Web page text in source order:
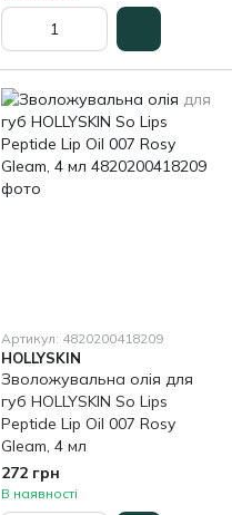
Артикул: 4820200418209
HOLLYSKIN
Зволожувальна олія для
губ HOLLYSKIN So Lips
Peptide Lip Oil 007 Rosy
Gleam, 4 мл
272 грн
В наявності